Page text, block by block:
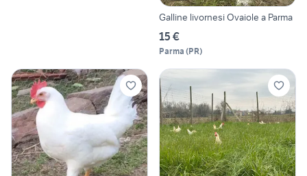
Galline livornesi Ovaiole a Parma
15 €
Parma (PR)